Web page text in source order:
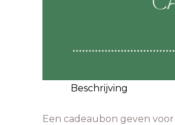
Beschrijving
Een cadeaubon geven